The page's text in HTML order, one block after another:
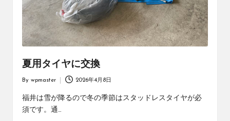
夏用タイヤに交換
by
By wpmaster 2026年4月8日
福井は雪が降るので冬の季節はスタッドレスタイヤが必
須です。通…